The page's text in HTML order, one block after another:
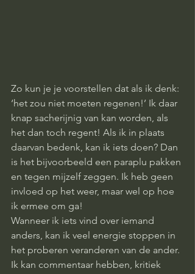
Zo kun je je voorstellen dat als ik denk:
‘het zou niet moeten regenen!’ Ik daar
knap sacherijnig van kan worden, als
het dan toch regent! Als ik in plaats
daarvan bedenk, kan ik iets doen? Dan
is het bijvoorbeeld een paraplu pakken
en tegen mijzelf zeggen. Ik heb geen
invloed op het weer, maar wel op hoe
ik ermee om ga!
Wanneer ik iets vind over iemand
anders, kan ik veel energie stoppen in
het proberen veranderen van de ander.
Ik kan commentaar hebben, kritiek